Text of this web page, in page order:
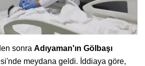
sonra Adıyaman'ın Gölbaşı
meydana geldi. İddiaya göre,